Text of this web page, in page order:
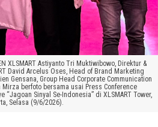
XLSMART Astiyanto Tri Muktiwibowo, Direktur &
David Arcelus Oses, Head of Brand Marketing
Gensana, Group Head Corporate Communication
Mirza berfoto bersama usai Press Conference
“Jagoan Sinyal Se-Indonesia” di XLSMART Tower,
Selasa (9/6/2026).